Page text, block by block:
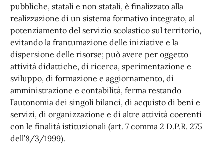
pubbliche, statali e non statali, è finalizzato alla
realizzazione di un sistema formativo integrato, al
potenziamento del servizio scolastico sul territorio,
evitando la frantumazione delle iniziative e la
dispersione delle risorse; può avere per oggetto
attività didattiche, di ricerca, sperimentazione e
sviluppo, di formazione e aggiornamento, di
amministrazione e contabilità, ferma restando
l’autonomia dei singoli bilanci, di acquisto di beni e
servizi, di organizzazione e di altre attività coerenti
con le finalità istituzionali (art. 7 comma 2 D.P.R. 275
dell’8/3/1999).